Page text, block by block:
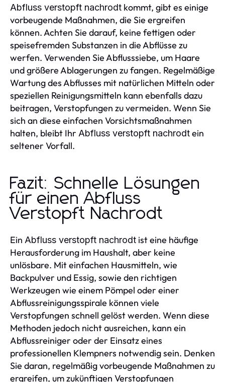
Abfluss verstopft nachrodt kommt, gibt es einige
vorbeugende Maßnahmen, die Sie ergreifen
können. Achten Sie darauf, keine fettigen oder
speisefremden Substanzen in die Abflüsse zu
werfen. Verwenden Sie Abflusssiebe, um Haare
und größere Ablagerungen zu fangen. Regelmäßige
Wartung des Abflusses mit natürlichen Mitteln oder
speziellen Reinigungsmitteln kann ebenfalls dazu
beitragen, Verstopfungen zu vermeiden. Wenn Sie
sich an diese einfachen Vorsichtsmaßnahmen
halten, bleibt Ihr Abfluss verstopft nachrodtein
seltener Vorfall.
Fazit: Schnelle Lösungen
für einen Abfluss
Verstopft Nachrodt
Ein Abfluss verstopft nachrodt ist eine häufige
Herausforderung im Haushalt, aber keine
unlösbare. Mit einfachen Hausmitteln, wie
Backpulver und Essig, sowie den richtigen
Werkzeugen wie einem Pömpel oder einer
Abflussreinigungsspirale können viele
Verstopfungen schnell gelöst werden. Wenn diese
Methoden jedoch nicht ausreichen, kann ein
Abflussreiniger oder der Einsatz eines
professionellen Klempners notwendig sein. Denken
Sie daran, regelmäßig vorbeugende Maßnahmen zu
ergreifen, um zukünftigen Verstopfungen